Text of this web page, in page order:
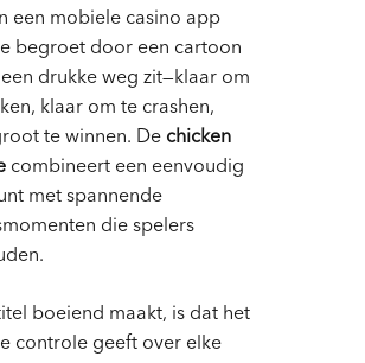
een mobiele casino app
begroet door een cartoon
drukke weg zit—klaar om
klaar om te crashen,
te winnen. De chicken
combineert een eenvoudig
met spannende
die spelers
boeiend maakt, is dat het
controle geeft over elke